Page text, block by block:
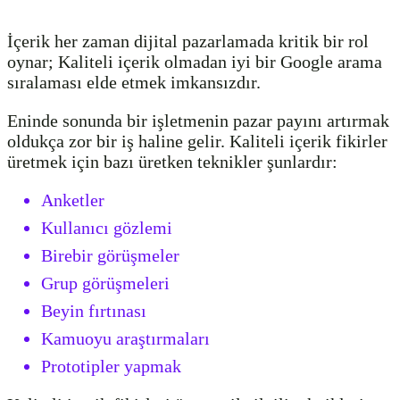
İçerik her zaman dijital pazarlamada kritik bir rol
oynar; Kaliteli içerik olmadan iyi bir Google arama
sıralaması elde etmek imkansızdır.
Eninde sonunda bir işletmenin pazar payını artırmak
oldukça zor bir iş haline gelir. Kaliteli içerik fikirler
üretmek için bazı üretken teknikler şunlardır:
Anketler
Kullanıcı gözlemi
Birebir görüşmeler
Grup görüşmeleri
Beyin fırtınası
Kamuoyu araştırmaları
Prototipler yapmak